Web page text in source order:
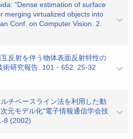
"Dense estimation of surface
merging virtualized objects into
Conf. on Computer Vision. 2.
反射を伴う物体表面反射特性の
術研究報告. 101・652. 25-32
チベースライン法を利用した動
元モデル化"電子情報通信学会技
8 (2002)